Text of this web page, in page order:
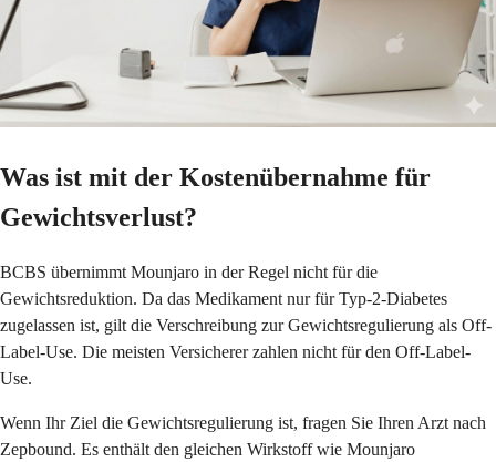
Was ist mit der Kostenübernahme für
Gewichtsverlust?
BCBS übernimmt Mounjaro in der Regel nicht für die
Gewichtsreduktion. Da das Medikament nur für Typ-2-Diabetes
zugelassen ist, gilt die Verschreibung zur Gewichtsregulierung als Off-
Label-Use. Die meisten Versicherer zahlen nicht für den Off-Label-
Use.
Wenn Ihr Ziel die Gewichtsregulierung ist, fragen Sie Ihren Arzt nach
Zepbound. Es enthält den gleichen Wirkstoff wie Mounjaro